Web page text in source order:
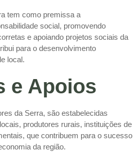
tem como premissa a
social, promovendo
e apoiando projetos sociais da
para o desenvolvimento
local.
e Apoios
da Serra, são estabelecidas
produtores rurais, instituições de
que contribuem para o sucesso
da região.